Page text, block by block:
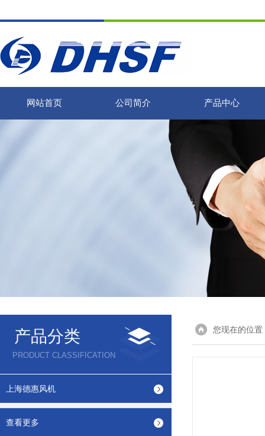
网站首页 公司简介 产品中心
产品分类
PRODUCT CLASSIFICATION
上海德惠风机
查看更多
您现在的位置